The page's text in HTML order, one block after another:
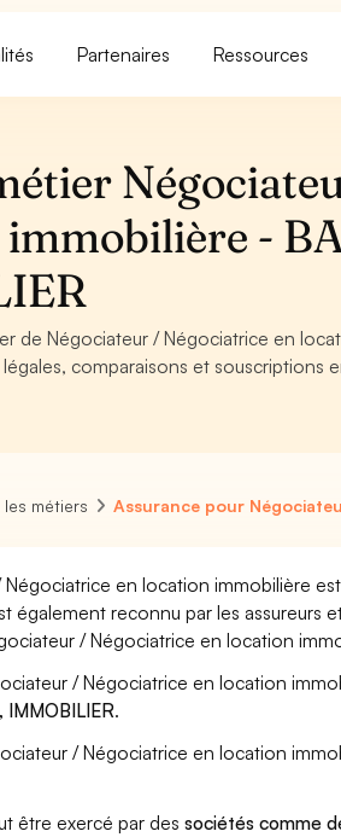
Partenaires Ressources
-
de Négociateur / Négociatrice en
légales, comparaisons et souscriptions
les métiers Assurance pour
en location immobilière
également reconnu par les
/ Négociatrice en location
/ Négociatrice en location
IMMOBILIER.
/ Négociatrice en location
être exercé par dessociétés comme